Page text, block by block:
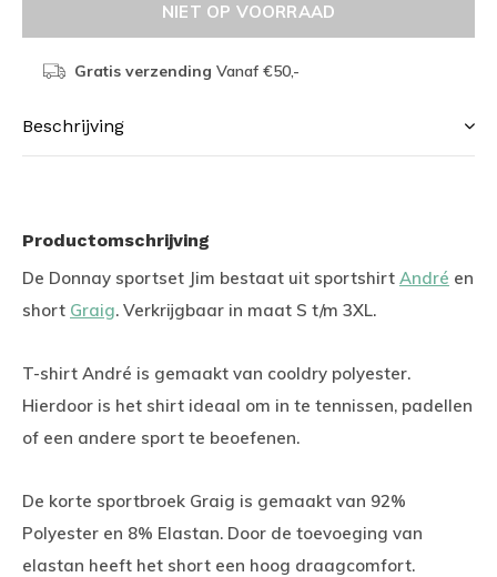
NIET OP VOORRAAD
Gratis verzending Vanaf €50,-
Beschrijving
Productomschrijving
De Donnay sportset Jim bestaat uit sportshirt André en
short Graig. Verkrijgbaar in maat S t/m 3XL.
T-shirt André is gemaakt van cooldry polyester.
Hierdoor is het shirt ideaal om in te tennissen, padellen
of een andere sport te beoefenen.
De korte sportbroek Graig is gemaakt van 92%
Polyester en 8% Elastan. Door de toevoeging van
elastan heeft het short een hoog draagcomfort.